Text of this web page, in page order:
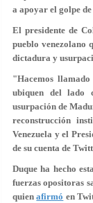
a apoyar el golpe
El presidente de
pueblo venezolano
dictadura y
"Hacemos
ubiquen del lado
usurpación de
reconstrucción
Venezuela y el
de su cuenta de
Duque ha hecho
fuerzas opositoras
quienafirmó en